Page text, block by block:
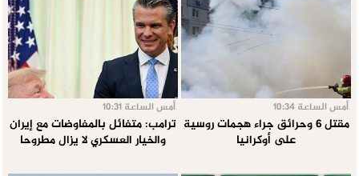
أمس الساعة 10:34
مقتل 6 وحرائق جراء هجمات روسية
على أوكرانيا
أمس الساعة 10:31
ترامب: متفائل بالمفاوضات مع إيران
والخيار العسكري لا يزال مطروحا